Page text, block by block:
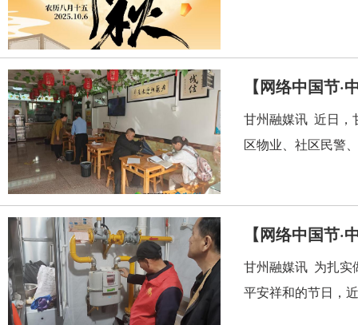
【网络中国节
甘州融媒讯 近日，
区物业、社区民警
【网络中国节
甘州融媒讯 为扎实
平安祥和的节日，